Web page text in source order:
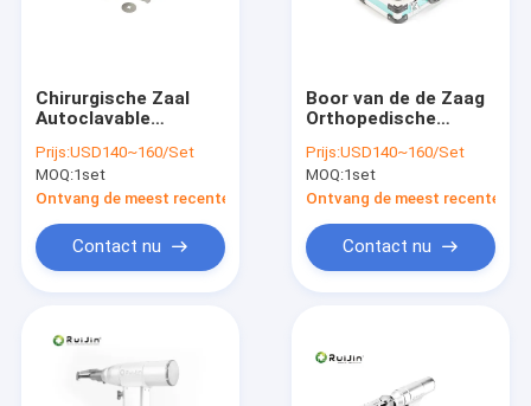
Chirurgische Zaal
Autoclavable
Orthopedische de
Machtshulpmiddelen
van de Pleisterzaag
Prijs:USD140~160/Set
MOQ:1set
Ontvang de meest recente Prijs
Contact nu
Boor van de de Zaag
Orthopedische
chirurgie de
Elektrische Pleister
Prijs:USD140~160/Set
MOQ:1set
Ontvang de meest recente
Contact nu